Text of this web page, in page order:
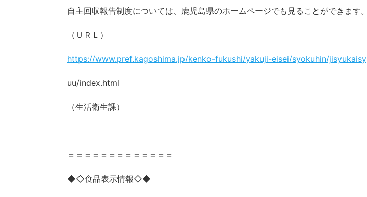
自主回収報告制度については、鹿児島県のホームページでも見ることができます。
（ＵＲＬ）
https://www.pref.kagoshima.jp/kenko-fukushi/yakuji-eisei/syokuhin/jisyukaisy
uu/index.html
（生活衛生課）
＝＝＝＝＝＝＝＝＝＝＝＝＝
◆◇食品表示情報◇◆